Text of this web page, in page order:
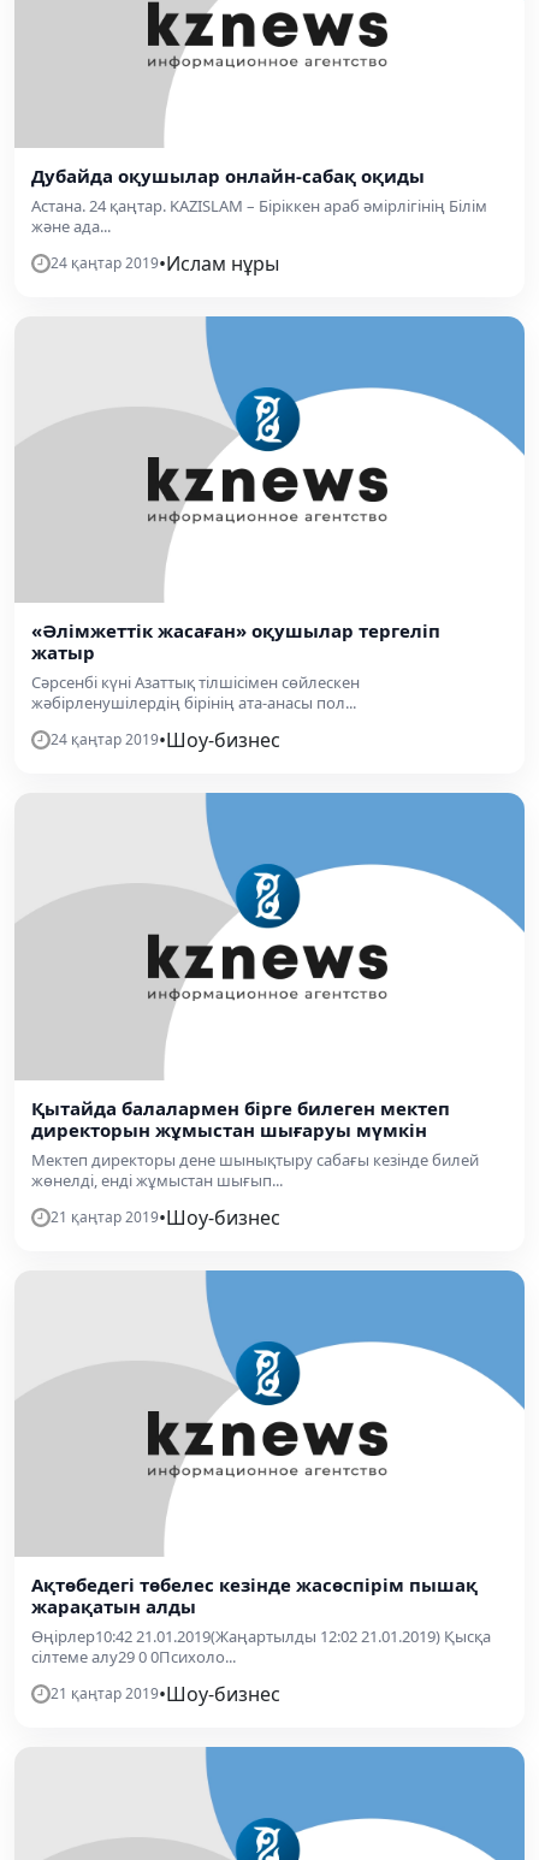
Дубайда оқушылар онлайн-сабақ оқиды
Астана. 24 қаңтар. KAZISLAM – Біріккен араб әмірлігінің Білім
және ада...
24 қаңтар 2019•Ислам нұры
«Әлімжеттік жасаған» оқушылар тергеліп
жатыр
Сәрсенбі күні Азаттық тілшісімен сөйлескен
жәбірленушілердің бірінің ата-анасы пол...
24 қаңтар 2019•Шоу-бизнес
Қытайда балалармен бірге билеген мектеп
директорын жұмыстан шығаруы мүмкін
Мектеп директоры дене шынықтыру сабағы кезінде билей
жөнелді, енді жұмыстан шығып...
21 қаңтар 2019•Шоу-бизнес
Ақтөбедегі төбелес кезінде жасөспірім пышақ
жарақатын алды
Өңірлер10:42 21.01.2019(Жаңартылды 12:02 21.01.2019) Қысқа
сілтеме алу29 0 0Психоло...
21 қаңтар 2019•Шоу-бизнес